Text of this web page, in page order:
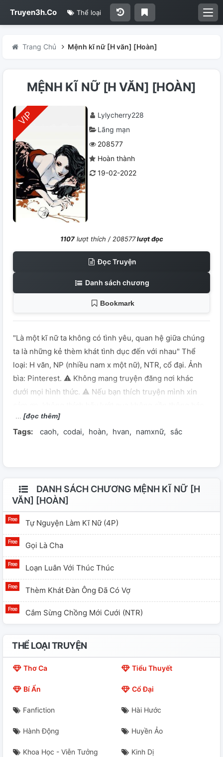
Truyen3h.Co Thể loại
Trang Chủ Mệnh kĩ nữ [H văn] [Hoàn]
MỆNH KĨ NỮ [H VĂN] [HOÀN]
Lylycherry228
Lãng mạn
208577
Hoàn thành
19-02-2022
1107lượt thích /208577lượt đọc
Đọc Truyện
Danh sách chương
Bookmark
"Là một kĩ nữ ta không có tình yêu, quan hệ giữa chúng
ta là những kẻ thèm khát tình dục đến với nhau" Thể
loại: H văn, NP (nhiều nam x một nữ), NTR, cổ đại. Ảnh
bìa: Pinterest. ⚠️ Không mang truyện đăng nơi khác
dưới mọi hình thức. ⚠️ Nếu bạn thích truyện mình xin
[đọc thêm]
Tags: caoh codai hoàn hvan namxnữ sắc
DANH SÁCH CHƯƠNG MỆNH KĨ NỮ [H
VĂN] [HOÀN]
Tự Nguyện Làm Kĩ Nữ (4P)
Gọi Là Cha
Loạn Luân Với Thúc Thúc
Thèm Khát Đàn Ông Đã Có Vợ
Cắm Sừng Chồng Mới Cưới (NTR)
THỂ LOẠI TRUYỆN
Thơ Ca Tiểu Thuyết
Bí Ẩn Cổ Đại
Fanfiction Hài Hước
Hành Động Huyền Ảo
Khoa Học - Viễn Tưởng Kinh Dị